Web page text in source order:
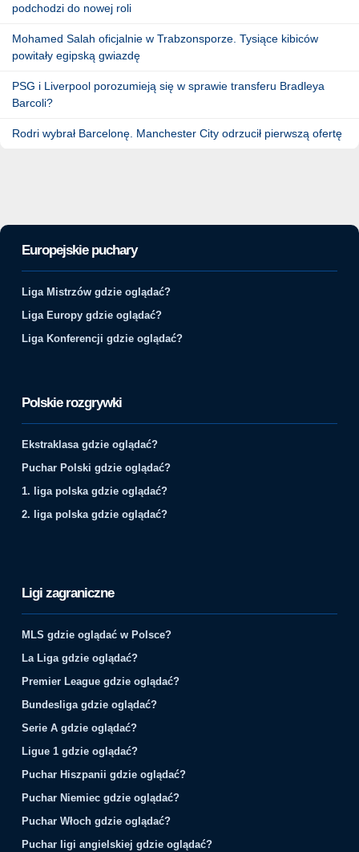
podchodzi do nowej roli
Mohamed Salah oficjalnie w Trabzonsporze. Tysiące kibiców
powitały egipską gwiazdę
PSG i Liverpool porozumieją się w sprawie transferu Bradleya
Barcoli?
Rodri wybrał Barcelonę. Manchester City odrzucił pierwszą ofertę
Europejskie puchary
Liga Mistrzów gdzie oglądać?
Liga Europy gdzie oglądać?
Liga Konferencji gdzie oglądać?
Polskie rozgrywki
Ekstraklasa gdzie oglądać?
Puchar Polski gdzie oglądać?
1. liga polska gdzie oglądać?
2. liga polska gdzie oglądać?
Ligi zagraniczne
MLS gdzie oglądać w Polsce?
La Liga gdzie oglądać?
Premier League gdzie oglądać?
Bundesliga gdzie oglądać?
Serie A gdzie oglądać?
Ligue 1 gdzie oglądać?
Puchar Hiszpanii gdzie oglądać?
Puchar Niemiec gdzie oglądać?
Puchar Włoch gdzie oglądać?
Puchar ligi angielskiej gdzie oglądać?